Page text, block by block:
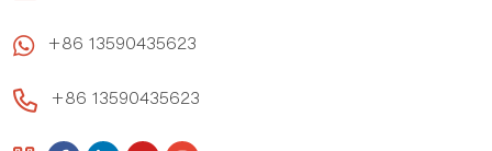
+86 13590435623
+86 13590435623